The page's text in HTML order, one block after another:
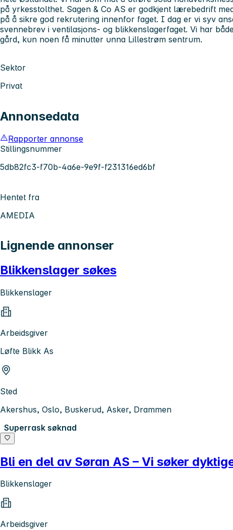
på yrkesstolthet. Sagen & Co AS er godkjent lærebedrift
på å sikre god rekrutering innenfor faget. I dag er vi syv
svennebrev i ventilasjons- og blikkenslagerfaget. Vi har
gård, kun noen få minutter unna Lillestrøm sentrum.
Sektor
Privat
Annonsedata
Rapporter annonse
Stillingsnummer
5db82fc3-f70b-4a6e-9e9f-f231316ed6bf
Hentet fra
AMEDIA
Lignende annonser
Blikkenslager søkes
Blikkenslager
Arbeidsgiver
Løfte Blikk As
Sted
Akershus, Oslo, Buskerud, Asker, Drammen
Superrask søknad
Bli en del av Søran AS – Vi søker
Blikkenslager
Arbeidsgiver